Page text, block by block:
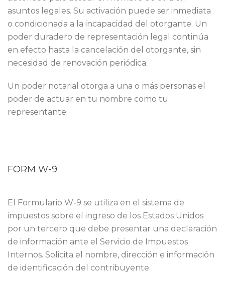
asuntos legales. Su activación puede ser inmediata
o condicionada a la incapacidad del otorgante. Un
poder duradero de representación legal continúa
en efecto hasta la cancelación del otorgante, sin
necesidad de renovación periódica.
Un poder notarial otorga a una o más personas el
poder de actuar en tu nombre como tu
representante.
FORM W-9
El Formulario W-9 se utiliza en el sistema de
impuestos sobre el ingreso de los Estados Unidos
por un tercero que debe presentar una declaración
de información ante el Servicio de Impuestos
Internos. Solicita el nombre, dirección e información
de identificación del contribuyente.